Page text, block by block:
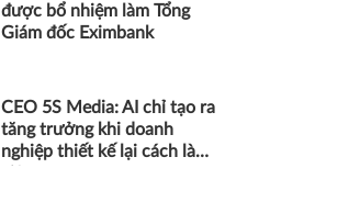
được bổ nhiệm làm Tổng
Giám đốc Eximbank
CEO 5S Media: AI chỉ tạo ra
tăng trưởng khi doanh
nghiệp thiết kế lại cách làm